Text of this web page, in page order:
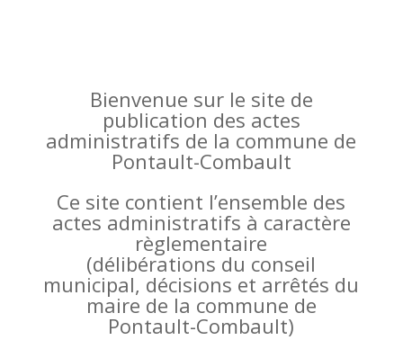
Bienvenue sur le site de
publication des actes
administratifs de la commune de
Pontault-Combault
Ce site contient l’ensemble des
actes administratifs à caractère
règlementaire
(délibérations du conseil
municipal, décisions et arrêtés du
maire de la commune de
Pontault-Combault)